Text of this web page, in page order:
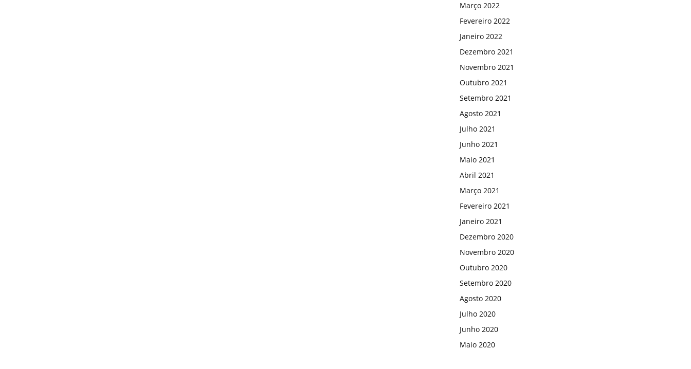
Março 2022
Fevereiro 2022
Janeiro 2022
Dezembro 2021
Novembro 2021
Outubro 2021
Setembro 2021
Agosto 2021
Julho 2021
Junho 2021
Maio 2021
Abril 2021
Março 2021
Fevereiro 2021
Janeiro 2021
Dezembro 2020
Novembro 2020
Outubro 2020
Setembro 2020
Agosto 2020
Julho 2020
Junho 2020
Maio 2020